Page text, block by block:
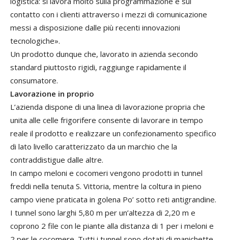
contatto con i clienti attraverso i mezzi di comunicazione
messi a disposizione dalle più recenti innovazioni
tecnologiche».
Un prodotto dunque che, lavorato in azienda secondo
standard piuttosto rigidi, raggiunge rapidamente il
consumatore.
Lavorazione in proprio
L’azienda dispone di una linea di lavorazione propria che
unita alle celle frigorifere consente di lavorare in tempo
reale il prodotto e realizzare un confezionamento specifico
di lato livello caratterizzato da un marchio che la
contraddistigue dalle altre.
In campo meloni e cocomeri vengono prodotti in tunnel
freddi nella tenuta S. Vittoria, mentre la coltura in pieno
campo viene praticata in golena Po’ sotto reti antigrandine.
I tunnel sono larghi 5,80 m per un’altezza di 2,20 m e
coprono 2 file con le piante alla distanza di 1 per i meloni e